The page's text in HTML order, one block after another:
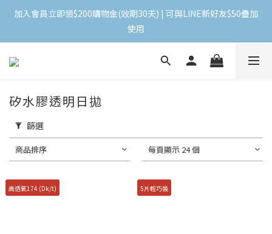
加入會員立即領$200購物金(效期30天) | 可與LINE新好友$50疊加
使用
加入會員立即領$200購物金(效期30天) | 可與LINE新好友$50疊加
使用
＼ 全館滿千贈千點 ／ 回饋無上限，效期60天！
登入領取 < 本月免運券與折價券 >
加入會員立即領$200購物金(效期30天) | 可與LINE新好友$50疊加
矽水膠透明日拋
篩選
商品排序 每頁顯示 24 個
高透氧174 (Dk/t) 5片輕巧裝